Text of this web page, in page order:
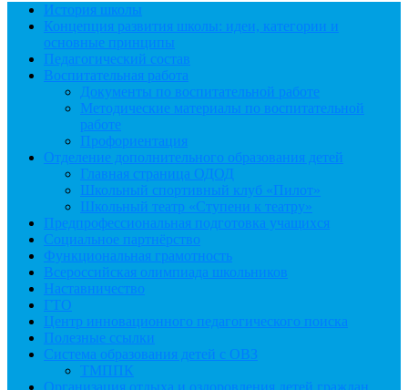
История школы
Концепция развития школы: идеи, категории и
основные принципы
Педагогический состав
Воспитательная работа
Документы по воспитательной работе
Методические материалы по воспитательной
работе
Профориентация
Отделение дополнительного образования детей
Главная страница ОДОД
Школьный спортивный клуб «Пилот»
Школьный театр «Ступени к театру»
Предпрофессиональная подготовка учащихся
Социальное партнёрство
Функциональная грамотность
Всероссийская олимпиада школьников
Наставничество
ГТО
Центр инновационного педагогического поиска
Полезные ссылки
Система образования детей с ОВЗ
ТМППК
Организация отдыха и оздоровления детей граждан